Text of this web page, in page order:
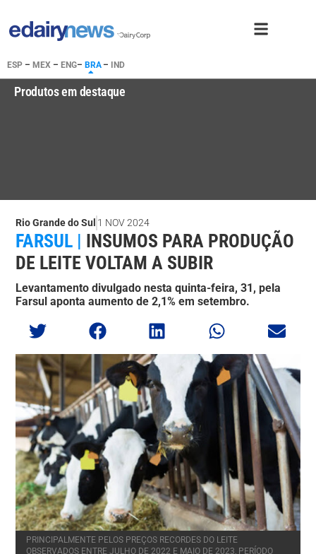
ESP – MEX – ENG– BRA– IND
Produtos em destaque
Rio Grande do Sul 1 NOV 2024
FARSUL | INSUMOS PARA PRODUÇÃO
DE LEITE VOLTAM A SUBIR
Levantamento divulgado nesta quinta-feira, 31, pela
Farsul aponta aumento de 2,1% em setembro.
PRINCIPALMENTE PELOS PREÇOS RECORDES DO LEITE
OBSERVADOS ENTRE JULHO DE 2022 E MAIO DE 2023, PERÍODO